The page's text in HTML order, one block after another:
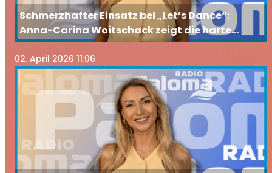
Schmerzhafter Einsatz bei „Let’s Dance“:
Anna-Carina Woitschack zeigt die harte
Realität hinter den Kulissen
02. April 2026 11:06